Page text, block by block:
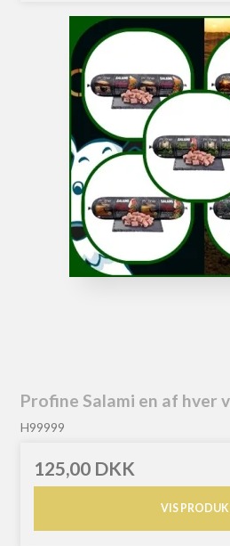
Profine Salami en af hver
H99999
125,00 DKK
VIS